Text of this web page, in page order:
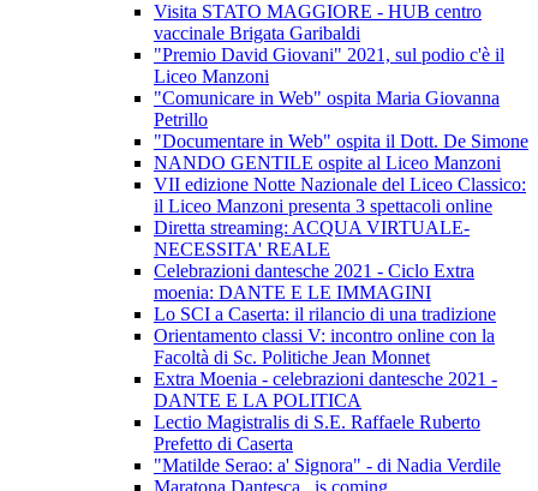
Visita STATO MAGGIORE - HUB centro
vaccinale Brigata Garibaldi
"Premio David Giovani" 2021, sul podio c'è il
Liceo Manzoni
"Comunicare in Web" ospita Maria Giovanna
Petrillo
"Documentare in Web" ospita il Dott. De Simone
NANDO GENTILE ospite al Liceo Manzoni
VII edizione Notte Nazionale del Liceo Classico:
il Liceo Manzoni presenta 3 spettacoli online
Diretta streaming: ACQUA VIRTUALE-
NECESSITA' REALE
Celebrazioni dantesche 2021 - Ciclo Extra
moenia: DANTE E LE IMMAGINI
Lo SCI a Caserta: il rilancio di una tradizione
Orientamento classi V: incontro online con la
Facoltà di Sc. Politiche Jean Monnet
Extra Moenia - celebrazioni dantesche 2021 -
DANTE E LA POLITICA
Lectio Magistralis di S.E. Raffaele Ruberto
Prefetto di Caserta
"Matilde Serao: a' Signora" - di Nadia Verdile